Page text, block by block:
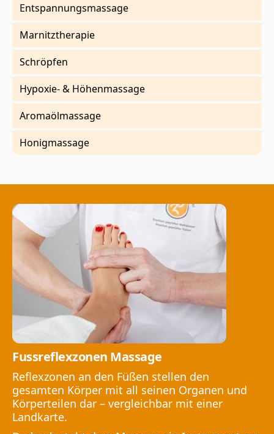
Entspannungsmassage
Marnitztherapie
Schröpfen
Hypoxie- & Höhenmassage
Aromaölmassage
Honigmassage
Fussreflexzonen Massage
Reflexzonen an den Füßen stellen den
gesamten Körper mit all seinen Organen und
Körperteilen dar – vergleichbar mit einer
Landkarte.